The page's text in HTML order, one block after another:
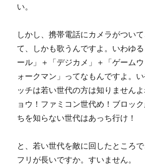
い。
しかし、携帯電話にカメラがつい
て、しかも歌うんですよ。いわゆ
ール」＋「デジカメ」＋「ゲーム
ォークマン」ってなもんですよ。
ッチは若い世代の方は知りません
ョウ！ファミコン世代め！ブロッ
ちを知らない世代はあっち行け！
と、若い世代を敵に回したところ
フリが長いですか。すいません。